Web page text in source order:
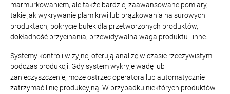
marmurkowaniem, ale także bardziej zaawansowane pomiary,
takie jak wykrywanie plam krwi lub prążkowania na surowych
produktach, pokrycie bułek dla przetworzonych produktów,
dokładność przycinania, przewidywalna waga produktu i inne.
Systemy kontroli wizyjnej oferują analizę w czasie rzeczywistym
podczas produkcji. Gdy system wykryje wadę lub
zanieczyszczenie, może ostrzec operatora lub automatycznie
zatrzymać linię produkcyjną. W przypadku niektórych produktów